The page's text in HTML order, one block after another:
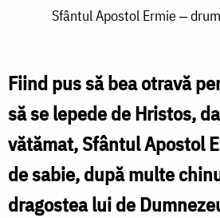
Sfântul
‒
drumul
spre
sfințenie
Sfântul Apostol Ermie ‒
Fiind pus să bea otravă
să se lepede de Hristos,
vătămat, Sfântul Apostol
de sabie, după multe
dragostea lui de